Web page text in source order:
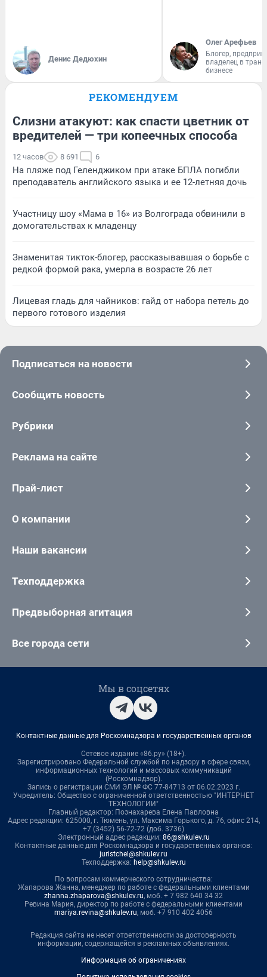
Денис Дедюхин
Олег Арефьев
Блогер,
владелец в
бизнесе
РЕКОМЕНДУЕМ
Слизни атакуют: как спасти цветник от
вредителей — три копеечных способа
12 часов 8 691 6
На пляже под Геленджиком при атаке БПЛА погибли
преподаватель английского языка и ее 12-летняя дочь
Участницу шоу «Мама в 16» из Волгограда обвинили в
домогательствах к младенцу
Знаменитая тикток-блогер, рассказывавшая о борьбе с
редкой формой рака, умерла в возрасте 26 лет
Лицевая гладь для чайников: гайд от набора петель до
первого готового изделия
Подписаться на новости
Сообщить новость
Рубрики
Реклама на сайте
Прай-лист
О компании
Наши вакансии
Техподдержка
Предвыборная агитация
Все города сети
Мы в соцсетях
Контактные данные для Роскомнадзора и государственных органов
Сетевое издание «86.ру» (18+).
Зарегистрировано Федеральной службой по надзору в сфере связи,
информационных технологий и массовых коммуникаций
(Роскомнадзор).
Запись о регистрации СМИ ЭЛ № ФС 77-84713 от 06.02.2023 г.
Учредитель: Общество с ограниченной ответственностью "ИНТЕРНЕТ
ТЕХНОЛОГИИ"
Главный редактор: Познахарева Елена Павловна
Адрес редакции: 625000, г. Тюмень, ул. Максима Горького, д. 76, офис 214,
+7 (3452) 56-72-72 (доб. 3736)
Электронный адрес редакции: 86@shkulev.ru
Контактные данные для Роскомнадзора и государственных органов:
juristchel@shkulev.ru
Техподдержка: help@shkulev.ru
По вопросам коммерческого сотрудничества:
Жапарова Жанна, менеджер по работе с федеральными клиентами
zhanna.zhaparova@shkulev.ru, моб. + 7 982 640 34 32
Ревина Мария, директор по работе с федеральными клиентами
mariya.revina@shkulev.ru, моб. +7 910 402 4056
Редакция сайта не несет ответственности за достоверность
информации, содержащейся в рекламных объявлениях.
Информация об ограничениях